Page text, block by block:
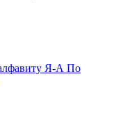
Я-А По